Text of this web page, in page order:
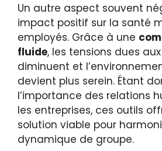
Un autre aspect souvent
impact positif sur la santé
employés. Grâce à une
fluide, les tensions dues
diminuent et
devient plus serein. Étant
l’importance des relations
les entreprises, ces outils
solution viable pour
dynamique de groupe.